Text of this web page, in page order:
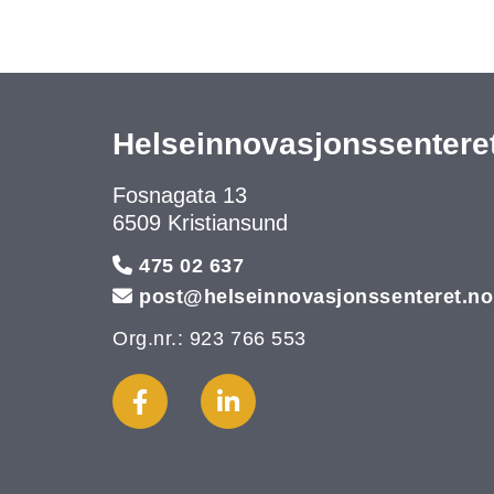
Fosnagata 13
6509 Kristiansund
 475 02 637
 post@helseinnovasjonssenteret.no
Org.nr.: 923 766 553